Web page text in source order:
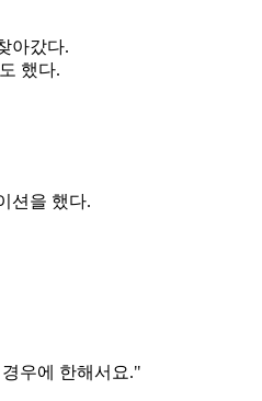
아갔다.
했다.
션을 했다.
우에 한해서요."